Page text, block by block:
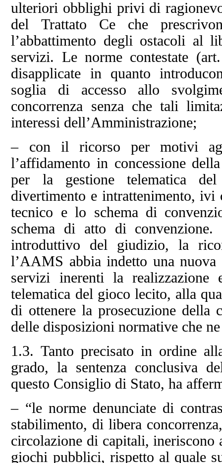
ulteriori obblighi privi di
del Trattato Ce che
l’abbattimento degli ostacoli al
servizi. Le norme contestate
disapplicate in quanto
soglia di accesso allo
concorrenza senza che tali
interessi dell’Amministrazione;
– con il ricorso per motivi
l’affidamento in concessione
per la gestione telematica
divertimento e intrattenimento,
tecnico e lo schema di
schema di atto di
introduttivo del giudizio, la
l’AAMS abbia indetto una nuova
servizi inerenti la realizzazione
telematica del gioco lecito, alla
di ottenere la prosecuzione della
delle disposizioni normative che
1.3. Tanto precisato in ordine
grado, la sentenza conclusiva
questo Consiglio di Stato, ha
– “le norme denunciate di
stabilimento, di libera
circolazione di capitali, ineriscono
giochi pubblici, rispetto al quale